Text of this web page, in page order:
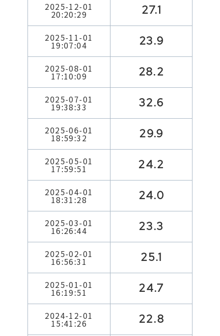
2025-12-01
20:20:29 27.1
2025-11-01
19:07:04 23.9
2025-08-01
17:10:09 28.2
2025-07-01
19:38:33 32.6
2025-06-01
18:59:32 29.9
2025-05-01
17:59:51 24.2
2025-04-01
18:31:28 24.0
2025-03-01
16:26:44 23.3
2025-02-01
16:56:31 25.1
2025-01-01
16:19:51 24.7
2024-12-01
15:41:26 22.8